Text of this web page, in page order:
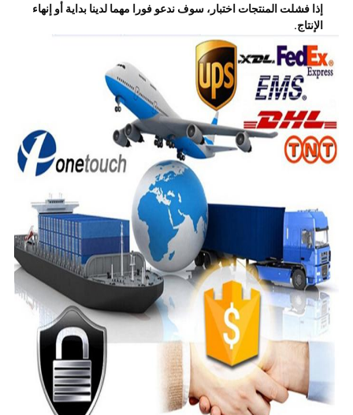
إذا فشلت المنتجات اختبار، سوف ندعو فورا مهما لدينا بداية أو إنهاء
الإنتاج.